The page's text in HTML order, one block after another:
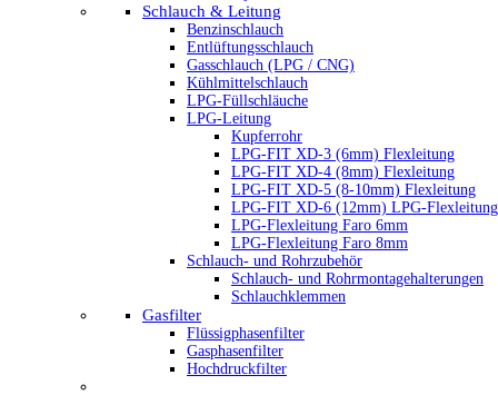
Schlauch & Leitung
Benzinschlauch
Entlüftungsschlauch
Gasschlauch (LPG / CNG)
Kühlmittelschlauch
LPG-Füllschläuche
LPG-Leitung
Kupferrohr
LPG-FIT XD-3 (6mm) Flexleitung
LPG-FIT XD-4 (8mm) Flexleitung
LPG-FIT XD-5 (8-10mm) Flexleitung
LPG-FIT XD-6 (12mm) LPG-Flexleitung
LPG-Flexleitung Faro 6mm
LPG-Flexleitung Faro 8mm
Schlauch- und Rohrzubehör
Schlauch- und Rohrmontagehalterungen
Schlauchklemmen
Gasfilter
Flüssigphasenfilter
Gasphasenfilter
Hochdruckfilter